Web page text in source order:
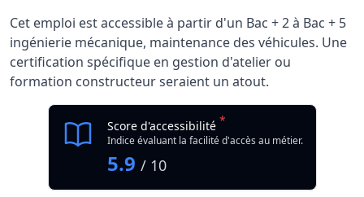
Cet emploi est accessible à partir d'un Bac + 2 à Bac + 5
ingénierie mécanique, maintenance des véhicules. Une
certification spécifique en gestion d'atelier ou
formation constructeur seraient un atout.
Score d'accessibilité *
Indice évaluant la facilité d'accès au métier.
5.9 / 10